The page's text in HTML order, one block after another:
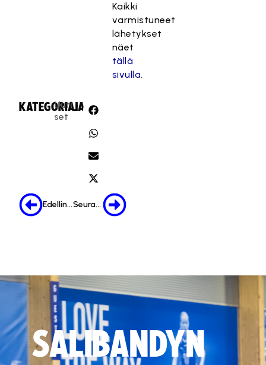
Kaikki
varmistuneet
lähetykset
näet
tällä
sivulla.
KATEGORIA:
Uuti
set
JAA:
Edellinen Seuraava
SALIBANDYN